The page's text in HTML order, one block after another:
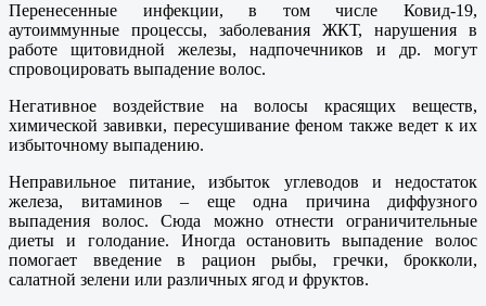
Перенесенные инфекции, в том числе Ковид-19,
аутоиммунные процессы, заболевания ЖКТ, нарушения в
работе щитовидной железы, надпочечников и др. могут
спровоцировать выпадение волос.
Негативное воздействие на волосы красящих веществ,
химической завивки, пересушивание феном также ведет к их
избыточному выпадению.
Неправильное питание, избыток углеводов и недостаток
железа, витаминов – еще одна причина диффузного
выпадения волос. Сюда можно отнести ограничительные
диеты и голодание. Иногда остановить выпадение волос
помогает введение в рацион рыбы, гречки, брокколи,
салатной зелени или различных ягод и фруктов.